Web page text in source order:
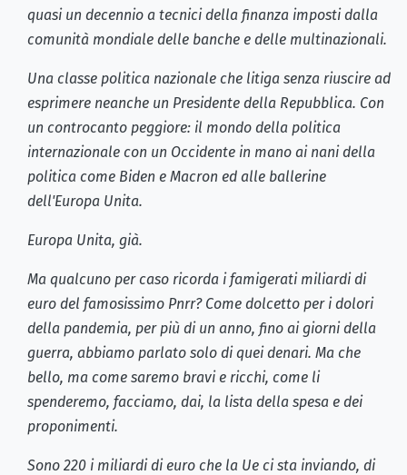
quasi un decennio a tecnici della finanza imposti dalla
comunità mondiale delle banche e delle multinazionali.
Una classe politica nazionale che litiga senza riuscire ad
esprimere neanche un Presidente della Repubblica. Con
un controcanto peggiore: il mondo della politica
internazionale con un Occidente in mano ai nani della
politica come Biden e Macron ed alle ballerine
dell'Europa Unita.
Europa Unita, già.
Ma qualcuno per caso ricorda i famigerati miliardi di
euro del famosissimo Pnrr? Come dolcetto per i dolori
della pandemia, per più di un anno, fino ai giorni della
guerra, abbiamo parlato solo di quei denari. Ma che
bello, ma come saremo bravi e ricchi, come li
spenderemo, facciamo, dai, la lista della spesa e dei
proponimenti.
Sono 220 i miliardi di euro che la Ue ci sta inviando, di